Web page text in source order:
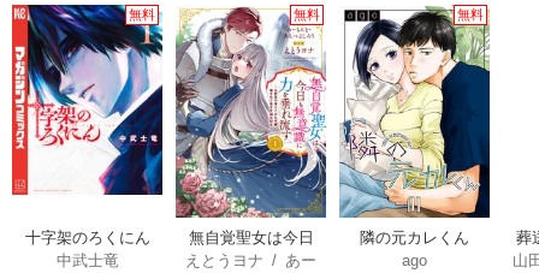
無料
十字架のろくにん
中武士竜
無料
無自覚聖女は今日
も無意識に力を垂
えとうヨナ /あー
無料
隣の元カレくん
ago
葬
山